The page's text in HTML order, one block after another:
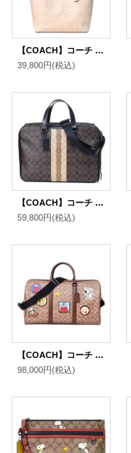
【COACH】コーチ バッグ コーティングキャンバス レザー シグネチャー ロゴ シティ トートバッグ サンド×チャーク〔日本未発売〕
39,800円(税込)
【COACH】コーチ メンズ コーティングキャンバス レザー シグネチャー グラハム ストライプ スリム 2WAY ビジネス ブリーフケース ショルダーバッグ マホガニーマルチ〔日本未発売〕
59,800円(税込)
【COACH】コーチ スヌーピー バッグ ピーナッツ コラボ ボストンバッグ コーティングキャンバス レザー シグネチャー ベンチュラー ワッペン パッチ 2way ショルダー ボストンバッグ タンマルチ〔日本未発売〕
98,000円(税込)